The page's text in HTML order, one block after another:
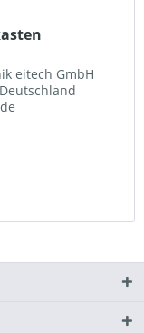
eitech GmbH